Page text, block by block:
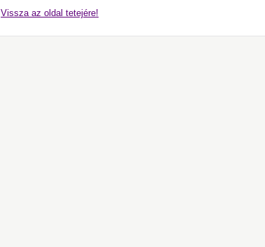
Vissza az oldal tetejére!